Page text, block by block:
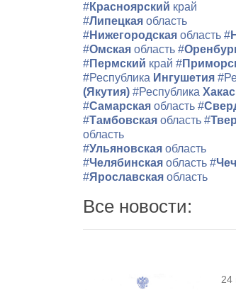
#Красноярский край
#Липецкая область
#Нижегородская область #
#Омская область #
#Пермский край #
#Республика Ингушетия
(Якутия) #Республика
#Самарская область #
#Тамбовская область #
область
#Ульяновская область
#Челябинская область #
#Ярославская область
Все новости:
24